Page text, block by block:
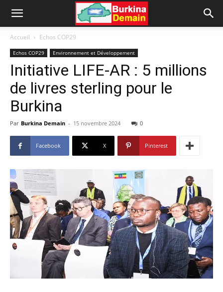
Accueil Echos COP29
Echos COP29 Environnement et Développement
Initiative LIFE-AR : 5 millions
de livres sterling pour le
Burkina
Par Burkina Demain - 15 novembre 2024 0
Facebook X Pinterest